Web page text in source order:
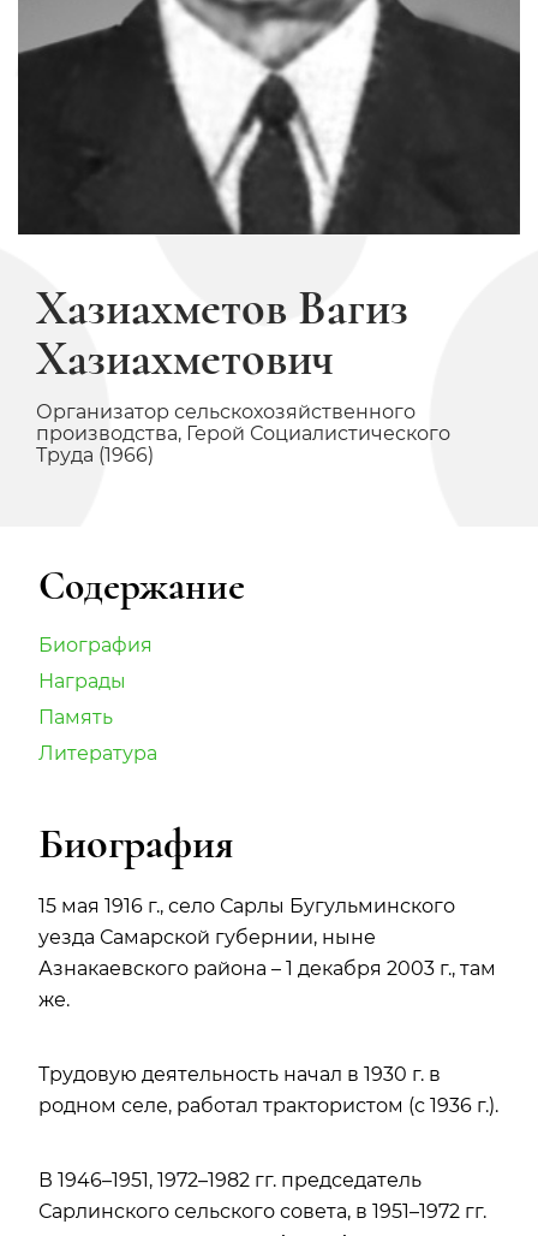
Хазиахметов Вагиз
Хазиахметович
Организатор сельскохозяйственного
производства, Герой Социалистического
Труда (1966)
Содержание
Биография
Награды
Память
Литература
Биография
15 мая 1916 г., село Сарлы Бугульминского
уезда Самарской губернии, ныне
Азнакаевского района – 1 декабря 2003 г., там
же.
Трудовую деятельность начал в 1930 г. в
родном селе, работал трактористом (с 1936 г.).
В 1946–1951, 1972–1982 гг. председатель
Сарлинского сельского совета, в 1951–1972 гг.